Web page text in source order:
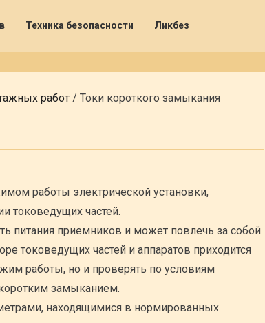
Техника безопасности Ликбез
работ / Токи короткого замыкания
работы электрической установки,
токоведущих частей.
питания приемников и может повлечь за собой
токоведущих частей и аппаратов приходится
работы, но и проверять по условиям
замыканием.
находящимися в нормированных